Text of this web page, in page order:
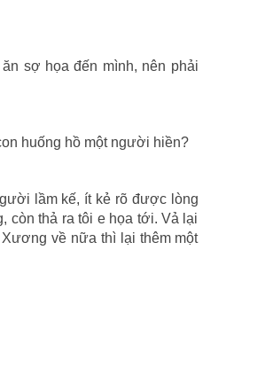
sợ họa đến mình, nên phải
huống hồ một người hiền?
lầm kế, ít kẻ rõ được lòng
còn thả ra tôi e họa tới. Vả lại
về nữa thì lại thêm một